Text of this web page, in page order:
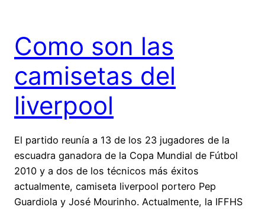
Como son las
camisetas del
liverpool
El partido reunía a 13 de los 23 jugadores de la
escuadra ganadora de la Copa Mundial de Fútbol
2010 y a dos de los técnicos más éxitos
actualmente, camiseta liverpool portero Pep
Guardiola y José Mourinho. Actualmente, la IFFHS